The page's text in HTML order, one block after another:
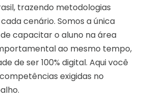
trazendo metodologias
cenário. Somos a única
capacitar o aluno na área
ao mesmo tempo,
de ser 100% digital. Aqui você
exigidas no